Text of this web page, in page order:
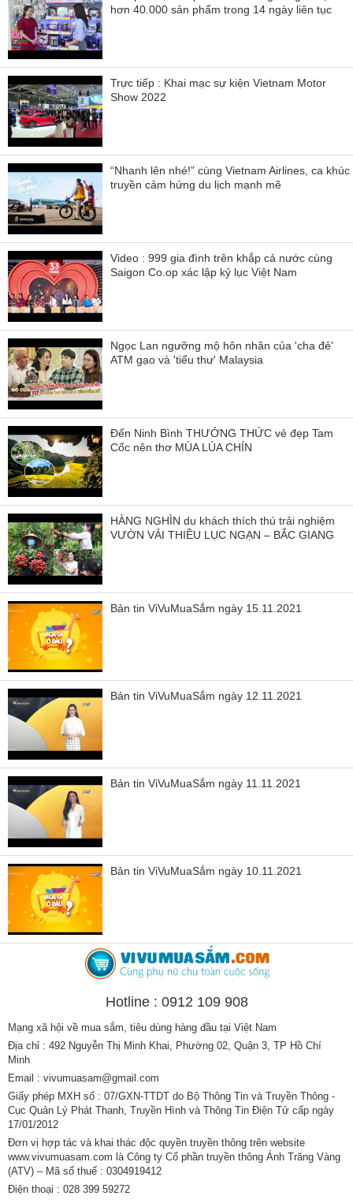
hơn 40.000 sản phẩm trong 14 ngày liên tục
Trực tiếp : Khai mạc sự kiện Vietnam Motor
Show 2022
“Nhanh lên nhé!” cùng Vietnam Airlines, ca khúc
truyền cảm hứng du lịch mạnh mẽ
Video : 999 gia đình trên khắp cả nước cùng
Saigon Co.op xác lập kỷ lục Việt Nam
Ngọc Lan ngưỡng mộ hôn nhân của 'cha đẻ'
ATM gạo và 'tiểu thư' Malaysia
Đến Ninh Bình THƯỞNG THỨC vẻ đẹp Tam
Cốc nên thơ MÙA LÚA CHÍN
HÀNG NGHÌN du khách thích thú trải nghiệm
VƯỜN VẢI THIỀU LỤC NGẠN – BẮC GIANG
Bản tin ViVuMuaSắm ngày 15.11.2021
Bản tin ViVuMuaSắm ngày 12.11.2021
Bản tin ViVuMuaSắm ngày 11.11.2021
Bản tin ViVuMuaSắm ngày 10.11.2021
Hotline : 0912 109 908
Mạng xã hội về mua sắm, tiêu dùng hàng đầu tại Việt Nam
Địa chỉ : 492 Nguyễn Thị Minh Khai, Phường 02, Quận 3, TP Hồ Chí
Minh
Email : vivumuasam@gmail.com
Giấy phép MXH số : 07/GXN-TTDT do Bộ Thông Tin và Truyền Thông -
Cục Quản Lý Phát Thanh, Truyền Hình và Thông Tin Điện Tử cấp ngày
17/01/2012
Đơn vị hợp tác và khai thác độc quyền truyền thông trên website
www.vivumuasam.com là Công ty Cổ phần truyền thông Ánh Trăng Vàng
(ATV) – Mã số thuế : 0304919412
Điện thoại : 028 399 59272